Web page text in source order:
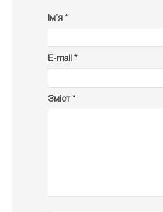
Ім’я *
E-mail *
Зміст *